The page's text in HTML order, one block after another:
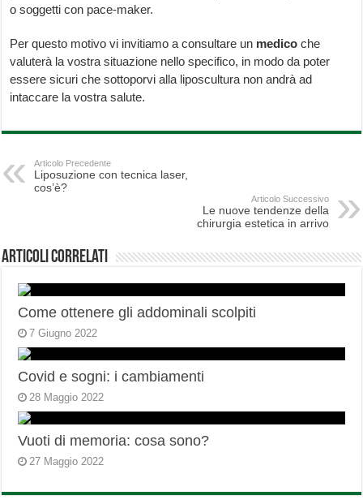
o soggetti con pace-maker.
Per questo motivo vi invitiamo a consultare un medico che
valuterà la vostra situazione nello specifico, in modo da poter
essere sicuri che sottoporvi alla liposcultura non andrà ad
intaccare la vostra salute.
Articolo Precedente
Liposuzione con tecnica laser,
cos’è?
Articolo Successivo
Le nuove tendenze della
chirurgia estetica in arrivo
Articoli correlati
Come ottenere gli addominali scolpiti
7 Giugno 2022
Covid e sogni: i cambiamenti
28 Maggio 2022
Vuoti di memoria: cosa sono?
27 Maggio 2022